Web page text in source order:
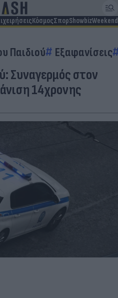
ΚόσμοςΣπορShowbizWeekend
Παιδιού Εξαφανίσεις
Συναγερμός στον
14χρονης